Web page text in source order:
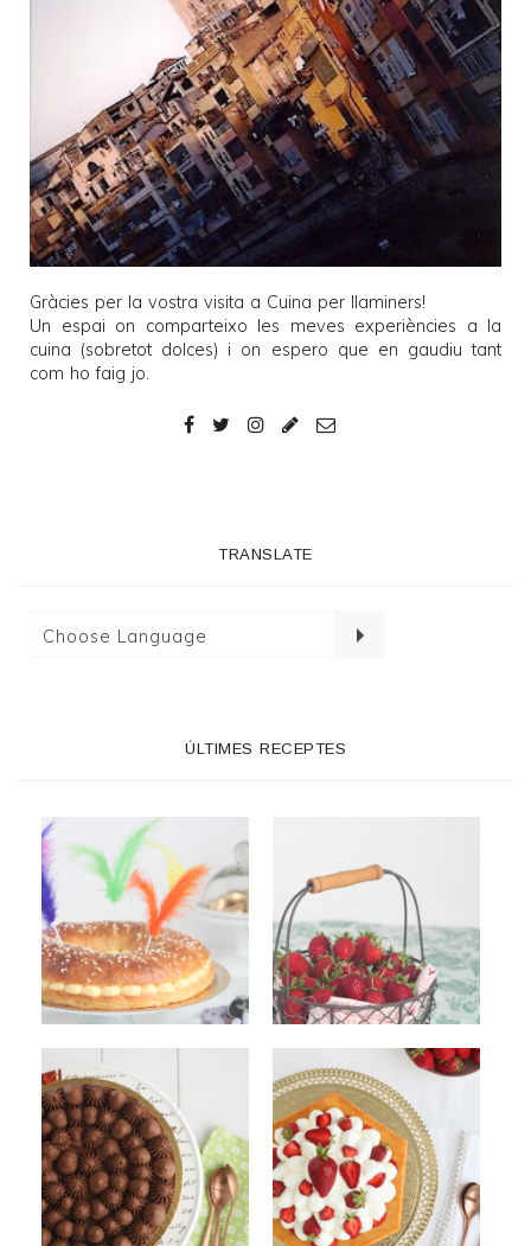
Gràcies per la vostra visita a Cuina per llaminers!
Un espai on comparteixo les meves experiències a la
cuina (sobretot dolces) i on espero que en gaudiu tant
com ho faig jo.
TRANSLATE
ÚLTIMES RECEPTES